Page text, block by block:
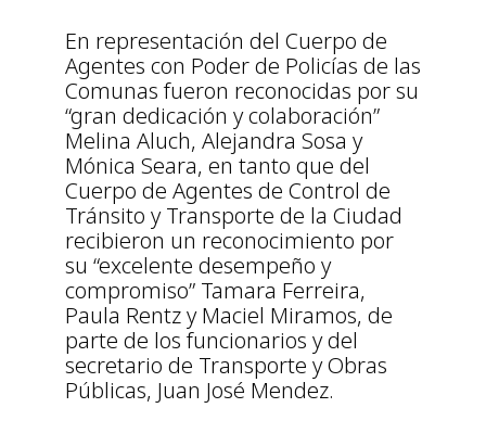
En representación del Cuerpo de
Agentes con Poder de Policías de las
Comunas fueron reconocidas por su
“gran dedicación y colaboración”
Melina Aluch, Alejandra Sosa y
Mónica Seara, en tanto que del
Cuerpo de Agentes de Control de
Tránsito y Transporte de la Ciudad
recibieron un reconocimiento por
su “excelente desempeño y
compromiso” Tamara Ferreira,
Paula Rentz y Maciel Miramos, de
parte de los funcionarios y del
secretario de Transporte y Obras
Públicas, Juan José Mendez.